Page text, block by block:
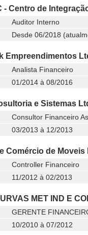
- Centro de
Auditor Interno
Desde 06/2018
Empreendimentos
Analista Financeiro
01/2014 à 08/2016
e Sistemas
Consultor Financeiro
03/2013 à 12/2013
Comércio de Moveis
Controller Financeiro
11/2012 à 02/2013
MET IND E
GERENTE
10/2010 à 07/2012